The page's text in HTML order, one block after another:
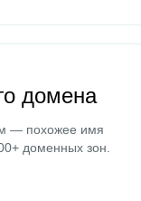
домена
— похожее имя
доменных зон.